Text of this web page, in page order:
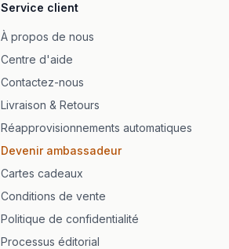
Service client
À propos de nous
Centre d'aide
Contactez-nous
Livraison & Retours
Réapprovisionnements automatiques
Devenir ambassadeur
Cartes cadeaux
Conditions de vente
Politique de confidentialité
Processus éditorial